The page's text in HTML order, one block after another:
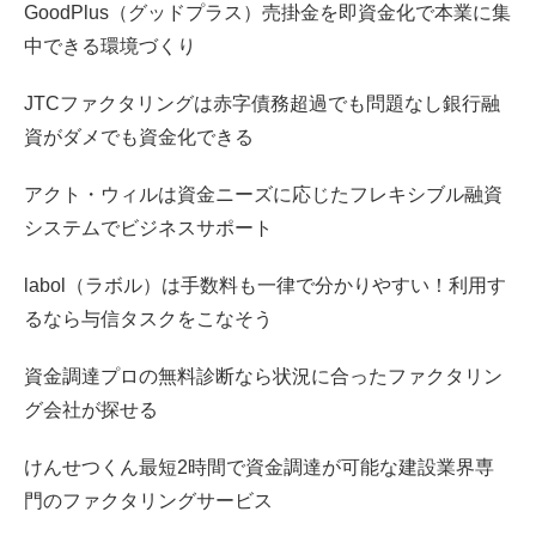
GoodPlus（グッドプラス）売掛金を即資金化で本業に集
中できる環境づくり
JTCファクタリングは赤字債務超過でも問題なし銀行融
資がダメでも資金化できる
アクト・ウィルは資金ニーズに応じたフレキシブル融資
システムでビジネスサポート
labol（ラボル）は手数料も一律で分かりやすい！利用す
るなら与信タスクをこなそう
資金調達プロの無料診断なら状況に合ったファクタリン
グ会社が探せる
けんせつくん最短2時間で資金調達が可能な建設業界専
門のファクタリングサービス